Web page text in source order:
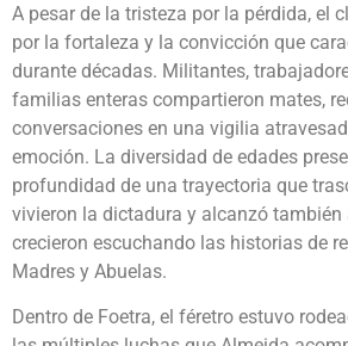
A pesar de la tristeza por la pérdida, el
por la fortaleza y la convicción que
durante décadas. Militantes,
familias enteras compartieron mates,
conversaciones en una vigilia
emoción. La diversidad de edades
profundidad de una trayectoria que
vivieron la dictadura y alcanzó también
crecieron escuchando las historias de
Madres y Abuelas.
Dentro de Foetra, el féretro estuvo